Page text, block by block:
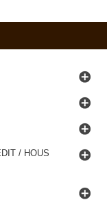
/ HOUS